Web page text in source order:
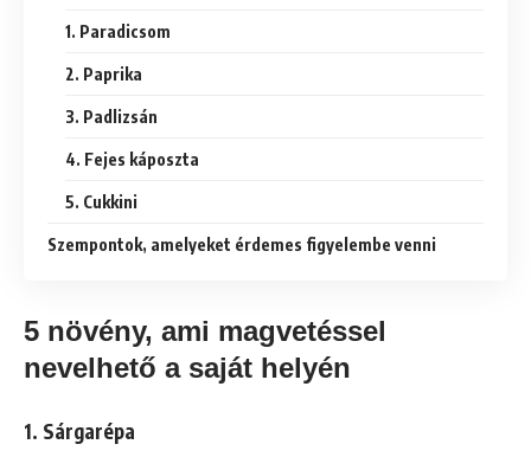
1. Paradicsom
2. Paprika
3. Padlizsán
4. Fejes káposzta
5. Cukkini
Szempontok, amelyeket érdemes figyelembe venni
5 növény, ami magvetéssel
nevelhető a saját helyén
1. Sárgarépa